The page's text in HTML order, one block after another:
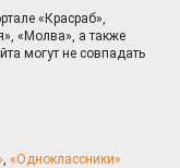
«Красраб»,
«Молва», а также
могут не совпадать
, «Одноклассники»